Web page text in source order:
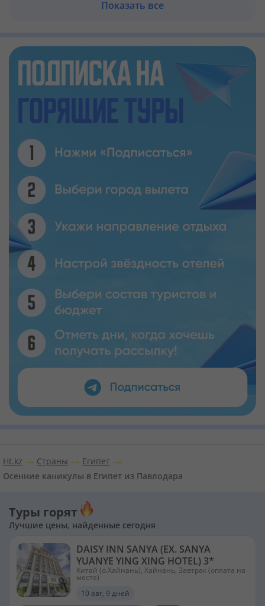
Показать все
Ht.kz Страны
Египет
Осенние каникулы в Египет из Павлодара
Туры горят
Лучшие цены, найденные сегодня
DAISY INN SANYA (EX. SANYA
YUANYE YING XING HOTEL) 3*
Китай (о.Хайнань), Хайнань, Завтрак (оплата на
месте)
10 авг, 9 дней